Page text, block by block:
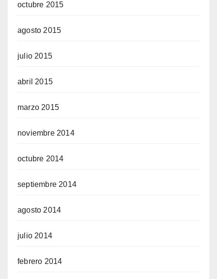
octubre 2015
agosto 2015
julio 2015
abril 2015
marzo 2015
noviembre 2014
octubre 2014
septiembre 2014
agosto 2014
julio 2014
febrero 2014